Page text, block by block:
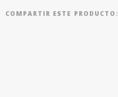
COMPARTIR ESTE PRODUCTO: